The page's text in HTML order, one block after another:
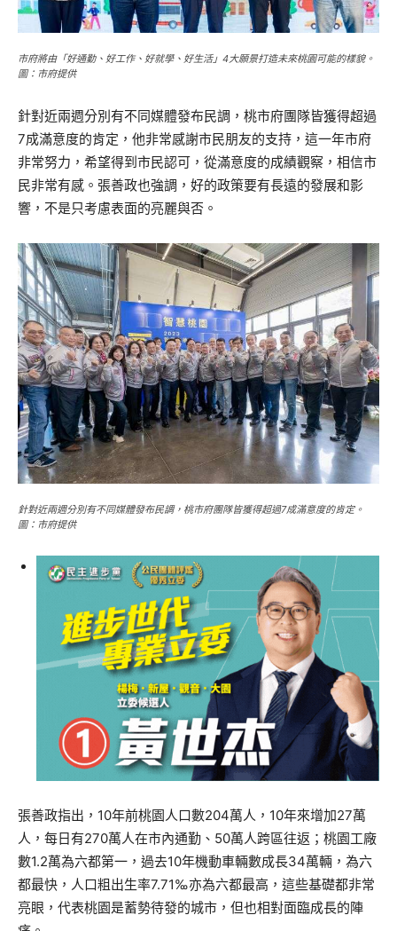
市府將由「好通勤、好工作、好就學、好生活」4大願景打造未來桃園可能的樣貌。
圖：市府提供
針對近兩週分別有不同媒體發布民調，桃市府團隊皆獲得超過
7成滿意度的肯定，他非常感謝市民朋友的支持，這一年市府
非常努力，希望得到市民認可，從滿意度的成績觀察，相信市
民非常有感。張善政也強調，好的政策要有長遠的發展和影
響，不是只考慮表面的亮麗與否。
針對近兩週分別有不同媒體發布民調，桃市府團隊皆獲得超過7成滿意度的肯定。
圖：市府提供
張善政指出，10年前桃園人口數204萬人，10年來增加27萬
人，每日有270萬人在市內通勤、50萬人跨區往返；桃園工廠
數1.2萬為六都第一，過去10年機動車輛數成長34萬輛，為六
都最快，人口粗出生率7.71‰亦為六都最高，這些基礎都非常
亮眼，代表桃園是蓄勢待發的城市，但也相對面臨成長的陣